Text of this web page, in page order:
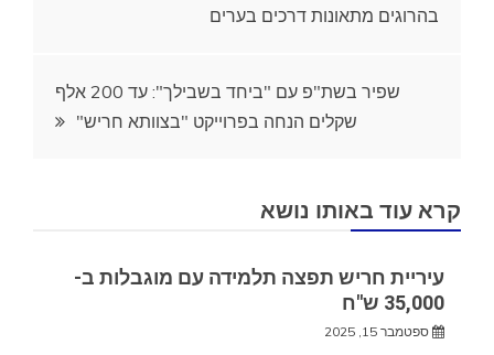
בהרוגים מתאונות דרכים בערים
שפיר בשת"פ עם "ביחד בשבילך": עד 200 אלף
שקלים הנחה בפרוייקט "בצוותא חריש"
קרא עוד באותו נושא
עיריית חריש תפצה תלמידה עם מוגבלות ב-
35,000 ש"ח
ספטמבר 15, 2025